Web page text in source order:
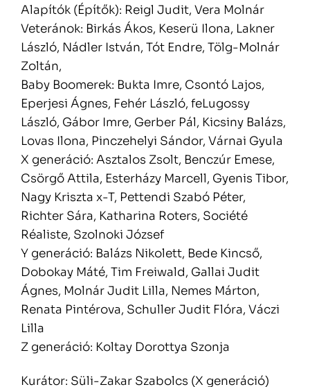
Alapítók (Építők): Reigl Judit, Vera Molnár
Veteránok: Birkás Ákos, Keserü Ilona, Lakner
László, Nádler István, Tót Endre, Tölg-Molnár
Zoltán,
Baby Boomerek: Bukta Imre, Csontó Lajos,
Eperjesi Ágnes, Fehér László, feLugossy
László, Gábor Imre, Gerber Pál, Kicsiny Balázs,
Lovas Ilona, Pinczehelyi Sándor, Várnai Gyula
X generáció: Asztalos Zsolt, Benczúr Emese,
Csörgő Attila, Esterházy Marcell, Gyenis Tibor,
Nagy Kriszta x-T, Pettendi Szabó Péter,
Richter Sára, Katharina Roters, Société
Réaliste, Szolnoki József
Y generáció: Balázs Nikolett, Bede Kincső,
Dobokay Máté, Tim Freiwald, Gallai Judit
Ágnes, Molnár Judit Lilla, Nemes Márton,
Renata Pintérova, Schuller Judit Flóra, Váczi
Lilla
Z generáció: Koltay Dorottya Szonja
Kurátor: Süli-Zakar Szabolcs (X generáció)